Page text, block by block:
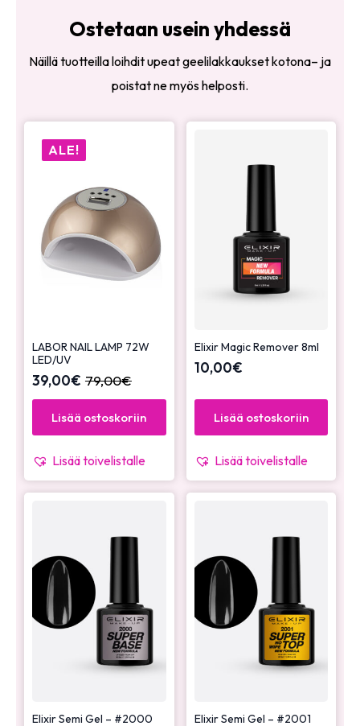
Ostetaan usein yhdessä
Näillä tuotteilla loihdit upeat geelilakkaukset kotona– ja
poistat ne myös helposti.
ALE!
LABOR NAIL LAMP 72W
LED/UV
79,00€
39,00€
Lisää ostoskoriin
Lisää toivelistalle
Elixir Magic Remover 8ml
10,00€
Lisää ostoskoriin
Lisää toivelistalle
Elixir Semi Gel – #2000
Elixir Semi Gel – #2001